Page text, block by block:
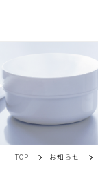
TOP お知らせ